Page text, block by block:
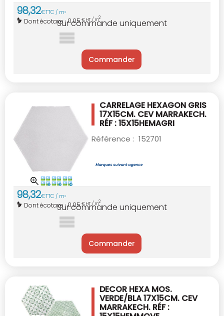
98,32€TTC / m2
Dont écotaxe :0,05€ HT / m2
Sur commande uniquement
Commander
CARRELAGE HEXAGON GRIS
17X15CM. CEV MARRAKECH.
RÉF : 15X15HEMAGRI
Référence : 152701
98,32€TTC / m2
Dont écotaxe :0,05€ HT / m2
Sur commande uniquement
Commander
DECOR HEXA MOS.
VERDE/BLA 17X15CM. CEV
MARRAKECH. RÉF :